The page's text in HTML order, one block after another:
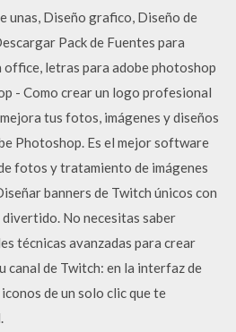
unas, Diseño grafico, Diseño de
Pack de Fuentes para
letras para adobe photoshop
- Como crear un logo profesional
tus fotos, imágenes y diseños
Photoshop. Es el mejor software
fotos y tratamiento de imágenes
banners de Twitch únicos con
divertido. No necesitas saber
técnicas avanzadas para crear
canal de Twitch: en la interfaz de
de un solo clic que te